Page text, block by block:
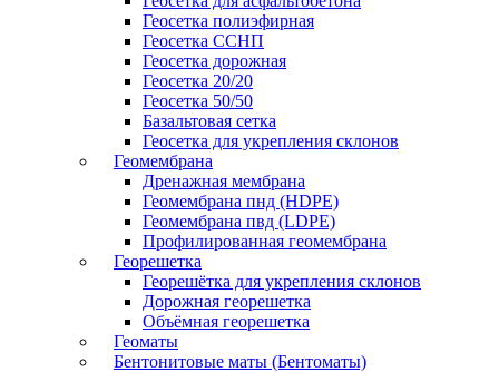
Геосетка полиэфирная
Геосетка ССНП
Геосетка дорожная
Геосетка 20/20
Геосетка 50/50
Базальтовая сетка
Геосетка для укрепления склонов
Геомембрана
Дренажная мембрана
Геомембрана пнд (HDPE)
Геомембрана пвд (LDPE)
Профилированная геомембрана
Георешетка
Георешётка для укрепления склонов
Дорожная георешетка
Объёмная георешетка
Геоматы
Бентонитовые маты (Бентоматы)